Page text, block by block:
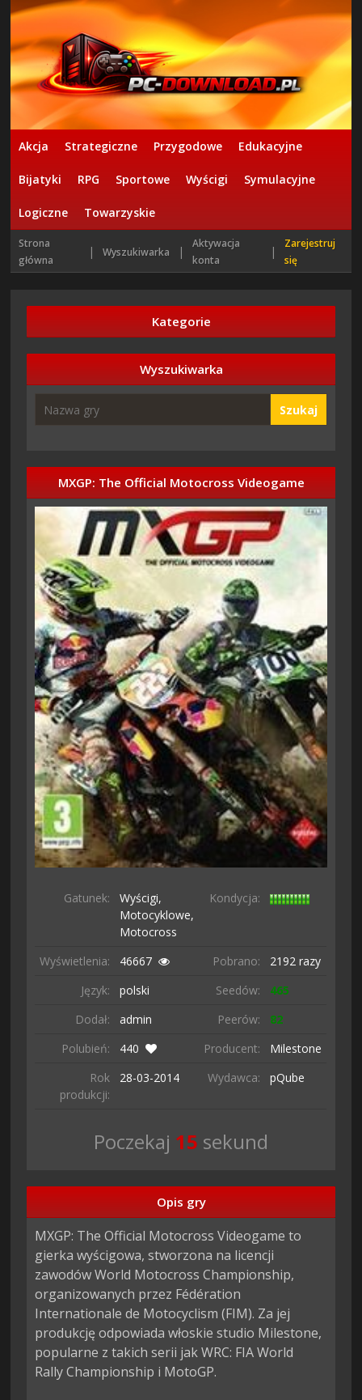
Akcja Strategiczne Przygodowe Edukacyjne
Bijatyki RPG Sportowe Wyścigi Symulacyjne
Logiczne Towarzyskie
Strona
główna
| Wyszukiwarka |
Aktywacja
konta
|
Zarejestruj
się
Kategorie
Wyszukiwarka
Szukaj
MXGP: The Official Motocross Videogame
Gatunek:
Wyścigi,
Motocyklowe,
Motocross
Kondycja:
Wyświetlenia: 46667 Pobrano:
2192 razy
Język:
polski Seedów:
465
Dodał:
admin Peerów:
82
Polubień:
440 Producent:
Milestone
Rok
produkcji:
28-03-2014 Wydawca: pQube
Poczekaj 13 sekund
Opis gry
MXGP: The Official Motocross Videogame to
gierka wyścigowa, stworzona na licencji
zawodów World Motocross Championship,
organizowanych przez Fédération
Internationale de Motocyclism (FIM). Za jej
produkcję odpowiada włoskie studio Milestone,
popularne z takich serii jak WRC: FIA World
Rally Championship i MotoGP.